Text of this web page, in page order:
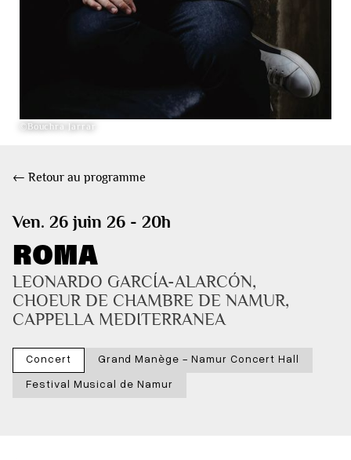
©Bouchra Jarrar
← Retour au programme
Ven. 26 juin 26 - 20h
ROMA
LEONARDO GARCÍA-ALARCÓN,
CHOEUR DE CHAMBRE DE NAMUR,
CAPPELLA MEDITERRANEA
Concert
Grand Manège - Namur Concert Hall
Festival Musical de Namur